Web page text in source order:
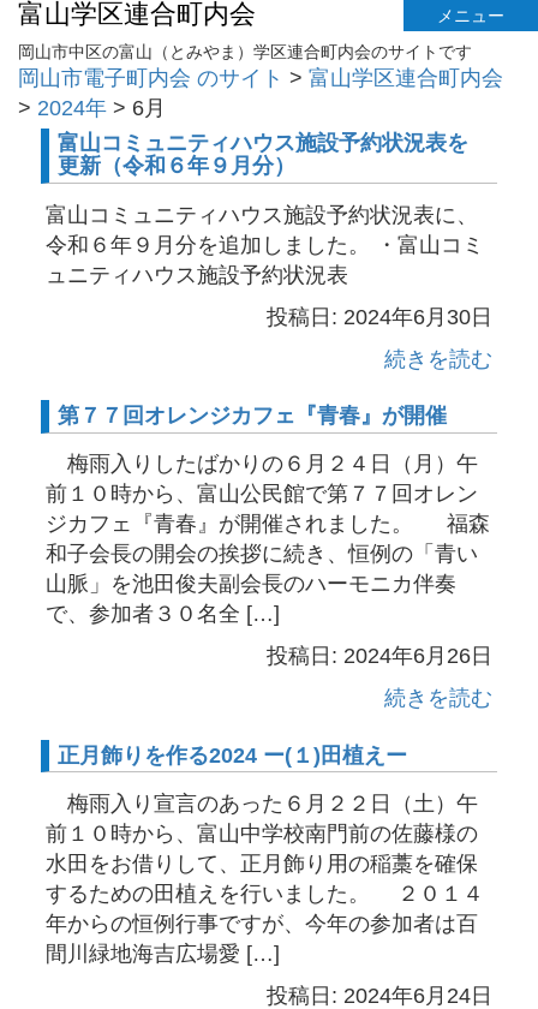
富山学区連合町内会
メニュー
岡山市中区の富山（とみやま）学区連合町内会のサイトです
岡山市電子町内会 のサイト > 富山学区連合町内会
> 2024年 > 6月
富山コミュニティハウス施設予約状況表を
更新（令和６年９月分）
富山コミュニティハウス施設予約状況表に、
令和６年９月分を追加しました。 ・富山コミ
ュニティハウス施設予約状況表
投稿日: 2024年6月30日
続きを読む
第７７回オレンジカフェ『青春』が開催
梅雨入りしたばかりの６月２４日（月）午
前１０時から、富山公民館で第７７回オレン
ジカフェ『青春』が開催されました。 福森
和子会長の開会の挨拶に続き、恒例の「青い
山脈」を池田俊夫副会長のハーモニカ伴奏
で、参加者３０名全 […]
投稿日: 2024年6月26日
続きを読む
正月飾りを作る2024 ー(１)田植えー
梅雨入り宣言のあった６月２２日（土）午
前１０時から、富山中学校南門前の佐藤様の
水田をお借りして、正月飾り用の稲藁を確保
するための田植えを行いました。 ２０１４
年からの恒例行事ですが、今年の参加者は百
間川緑地海吉広場愛 […]
投稿日: 2024年6月24日